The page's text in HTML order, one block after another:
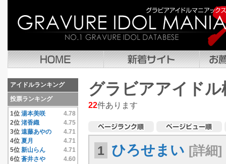
アイドルランキング
投票ランキング
1位 湯本美咲
4.78
2位 渚香織
4.75
3位 遠藤あやの
4.71
4位 夏月
4.71
5位 新山らん
4.71
6位 蒼井さや
4.60
グラビアアイドル
22件あります
1 ひろせまい [詳細]